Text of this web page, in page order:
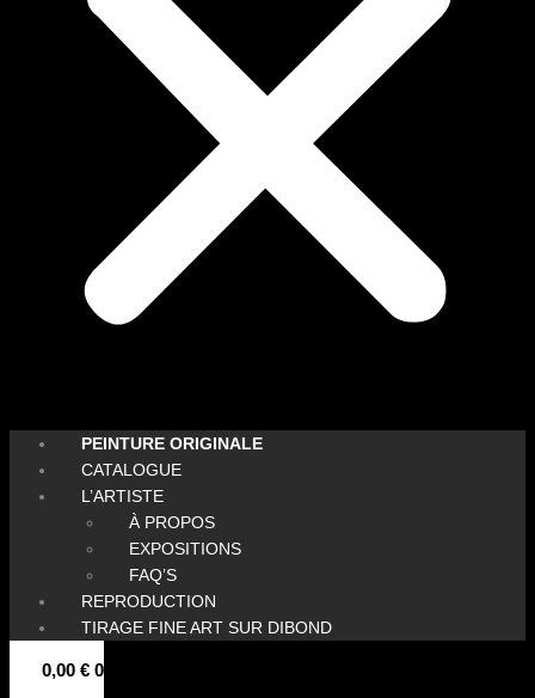
PEINTURE ORIGINALE
CATALOGUE
L’ARTISTE
À PROPOS
EXPOSITIONS
FAQ’S
REPRODUCTION
TIRAGE FINE ART SUR DIBOND
0,00 € 0